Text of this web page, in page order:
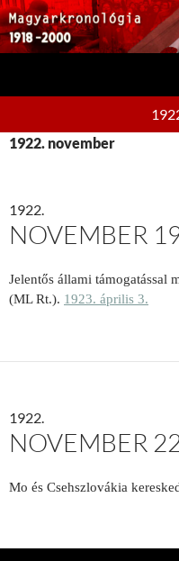
1922. november
1922.
NOVEMBER
Jelentős állami támogatással
(ML Rt.). 1923. április 3.
1922.
NOVEMBER
Mo és Csehszlová­kia